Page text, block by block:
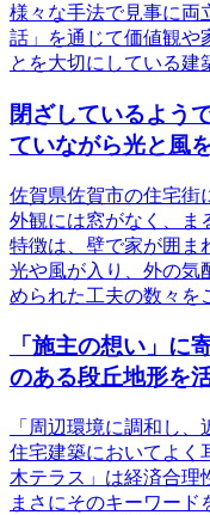
様々な手法で見事に両
話」を通じて価値観や
とを大切にしている建
閉ざしているよう
ていながら光と風
佐賀県佐賀市の住宅街
外観には窓がなく、ま
特徴は、壁で家が囲ま
光や風が入り、外の気
められた工夫の数々を
「施主の想い」に
のある段丘地形を
「周辺環境に調和し
住宅建築においてよく
木テラス」は経済合理
まさにそのキーワード